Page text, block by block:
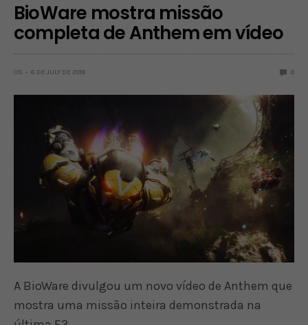
BioWare mostra missão
completa de Anthem em vídeo
OS 6 DE JULY DE 2018 0
A BioWare divulgou um novo vídeo de Anthem que
mostra uma missão inteira demonstrada na